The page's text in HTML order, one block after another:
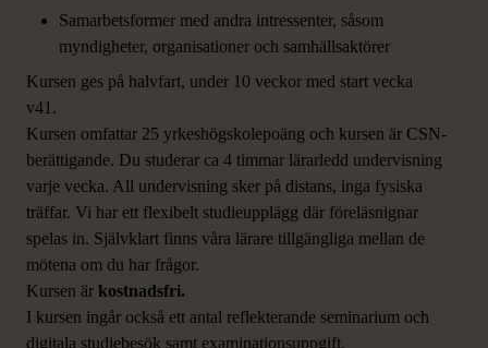
Samarbetsformer med andra intressenter, såsom
myndigheter, organisationer och samhällsaktörer
Kursen ges på halvfart, under 10 veckor med start vecka
v41.
Kursen omfattar 25 yrkeshögskolepoäng och kursen är CSN-
berättigande. Du studerar ca 4 timmar lärarledd undervisning
varje vecka. All undervisning sker på distans, inga fysiska
träffar. Vi har ett flexibelt studieupplägg där föreläsnignar
spelas in. Självklart finns våra lärare tillgängliga mellan de
mötena om du har frågor.
Kursen är kostnadsfri.
I kursen ingår också ett antal reflekterande seminarium och
digitala studiebesök samt examinationsuppgift.